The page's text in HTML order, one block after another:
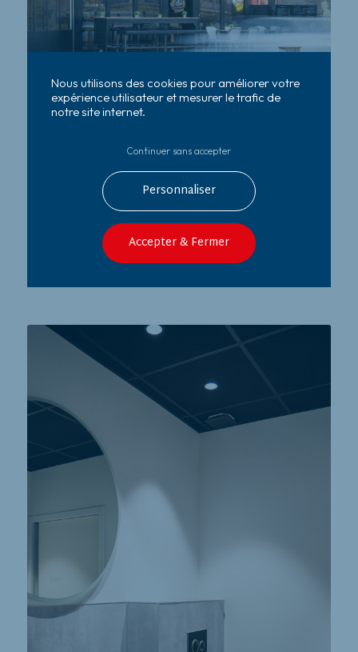
Rénovation De La Bodega –
Lire la suite
Nous utilisons des cookies pour améliorer votre
expérience utilisateur et mesurer le trafic de
notre site internet.
Accepter & Fermer
Continuer sans accepter
Personnaliser